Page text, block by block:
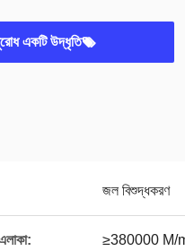
একটি উদ্ধৃতি
জল বিশুদ্ধকরণ
≥380000 M/